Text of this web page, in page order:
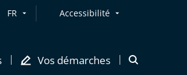
FR Accessibilité
Vos démarches
Ouvrir